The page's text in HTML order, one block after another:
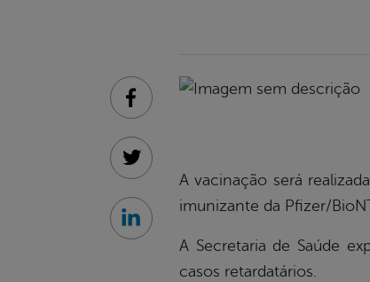
A vacinação será
imunizante da Pfizer/
A Secretaria de Saúde
casos retardatários.
Facebook
Twitter
Linkedin